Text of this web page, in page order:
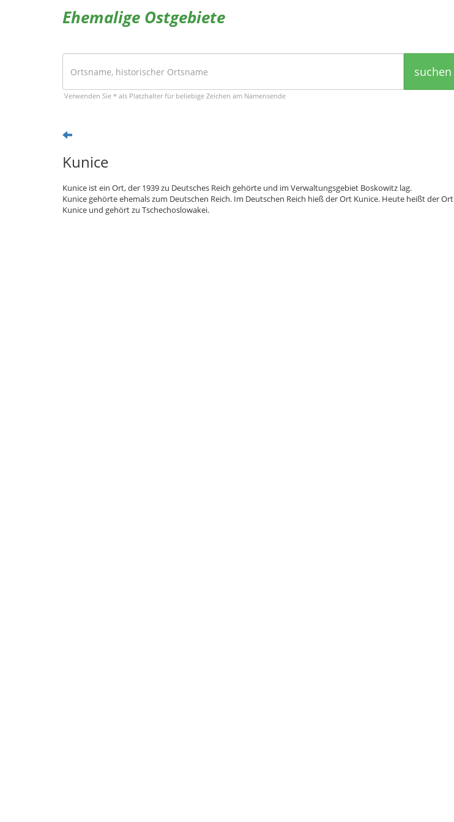
Ehemalige Ostgebiete
suchen
Verwenden Sie * als Platzhalter für beliebige Zeichen am Namensende
Kunice
Kunice ist ein Ort, der 1939 zu Deutsches Reich gehörte und im Verwaltungsgebiet Boskowitz lag.
Kunice gehörte ehemals zum Deutschen Reich. Im Deutschen Reich hieß der Ort Kunice. Heute heißt der Ort
Kunice und gehört zu Tschechoslowakei.